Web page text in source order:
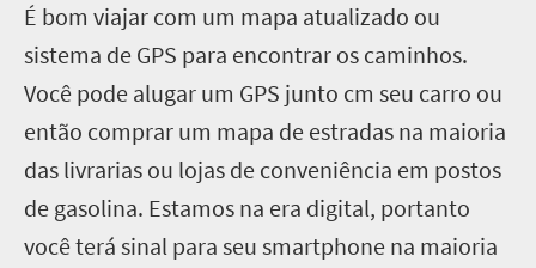
É bom viajar com um mapa atualizado ou
sistema de GPS para encontrar os caminhos.
Você pode alugar um GPS junto cm seu carro ou
então comprar um mapa de estradas na maioria
das livrarias ou lojas de conveniência em postos
de gasolina. Estamos na era digital, portanto
você terá sinal para seu smartphone na maioria